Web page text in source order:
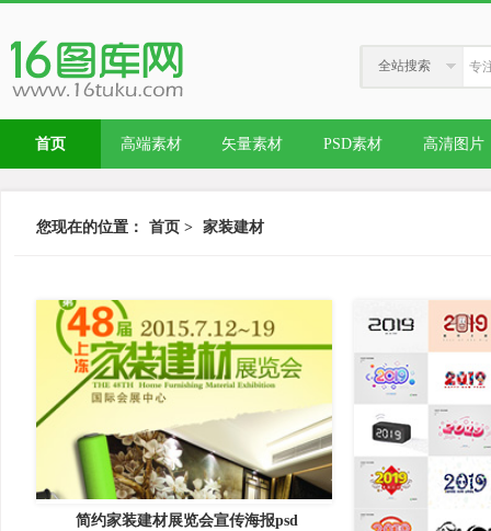
全站搜索
首页 高端素材 矢量素材 PSD素材 高清图片
您现在的位置： 首页 > 家装建材
简约家装建材展览会宣传海报psd